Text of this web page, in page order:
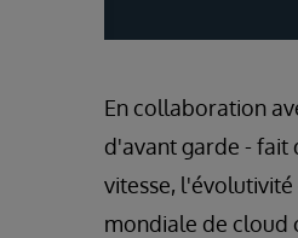
En collaboration
d'avant garde - fait
vitesse,
mondiale de cloud